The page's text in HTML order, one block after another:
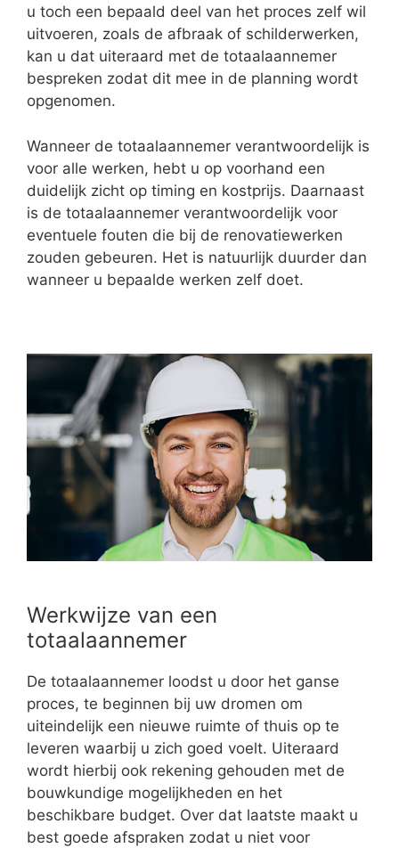
u toch een bepaald deel van het proces zelf wil
uitvoeren, zoals de afbraak of schilderwerken,
kan u dat uiteraard met de totaalaannemer
bespreken zodat dit mee in de planning wordt
opgenomen.
Wanneer de totaalaannemer verantwoordelijk is
voor alle werken, hebt u op voorhand een
duidelijk zicht op timing en kostprijs. Daarnaast
is de totaalaannemer verantwoordelijk voor
eventuele fouten die bij de renovatiewerken
zouden gebeuren. Het is natuurlijk duurder dan
wanneer u bepaalde werken zelf doet.
Werkwijze van een
totaalaannemer
De totaalaannemer loodst u door het ganse
proces, te beginnen bij uw dromen om
uiteindelijk een nieuwe ruimte of thuis op te
leveren waarbij u zich goed voelt. Uiteraard
wordt hierbij ook rekening gehouden met de
bouwkundige mogelijkheden en het
beschikbare budget. Over dat laatste maakt u
best goede afspraken zodat u niet voor